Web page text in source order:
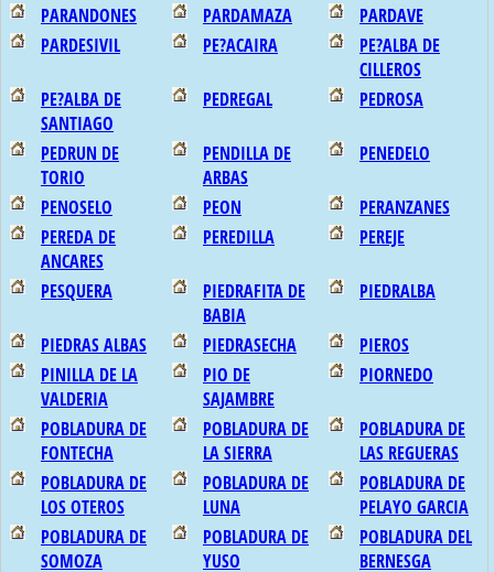
PARANDONES PARDAMAZA
PARDAVE
PARDESIVIL
PE?ACAIRA
PE?ALBA DE
CILLEROS
PE?ALBA DE
SANTIAGO
PEDREGAL PEDROSA
PEDRUN DE
TORIO
PENDILLA DE
ARBAS
PENEDELO
PENOSELO PEON
PERANZANES
PEREDA DE
ANCARES
PEREDILLA PEREJE
PESQUERA
PIEDRAFITA DE
BABIA
PIEDRALBA
PIEDRAS ALBAS PIEDRASECHA
PIEROS
PINILLA DE LA
VALDERIA
PIO DE
SAJAMBRE
PIORNEDO
POBLADURA DE
FONTECHA
POBLADURA DE
LA SIERRA
POBLADURA DE
LAS REGUERAS
POBLADURA DE
LOS OTEROS
POBLADURA DE
LUNA
POBLADURA DE
PELAYO GARCIA
POBLADURA DE
SOMOZA
POBLADURA DE
YUSO
POBLADURA DEL
BERNESGA